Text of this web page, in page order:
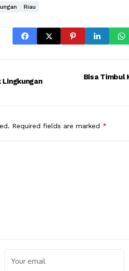
Riau
Lingkungan
Bisa Timbul
Required fields are marked *